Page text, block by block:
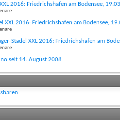
2016: Friedrichshafen am Bodensee,
XXL 2016: Friedrichshafen am Bodensee,
Stadel XXL 2016: Friedrichshafen am
seit 14. August 2008